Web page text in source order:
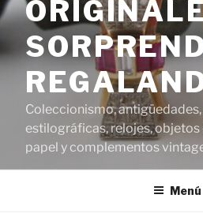
Coleccionismo,
estilográficas, relojes, objetos
papel y complementos
Menú